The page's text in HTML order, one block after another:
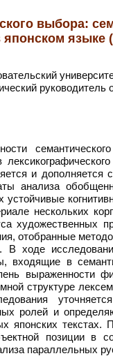
выбора:
языке
и
анализа
устойчивые
нескольких
художественных
отобранные
В ходе
входящие в
выраженности
структуре
ролей и
японских текстах.
позиции в
параллельных